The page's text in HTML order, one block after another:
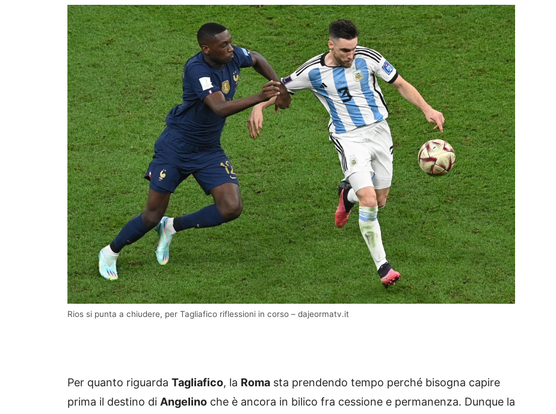
Rios si punta a chiudere, per Tagliafico riflessioni in corso – dajeormatv.it
Per quanto riguarda Tagliafico, la Roma sta prendendo tempo perché bisogna capire
prima il destino di Angelino che è ancora in bilico fra cessione e permanenza. Dunque la